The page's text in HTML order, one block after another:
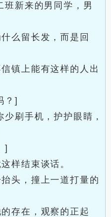
班新来的男同学，男
么留长发，而是回
镇上能有这样的人出
？]
刷手机，护护眼睛，
]
样结束谈话。
头，撞上一道打量的
存在，观察的正起